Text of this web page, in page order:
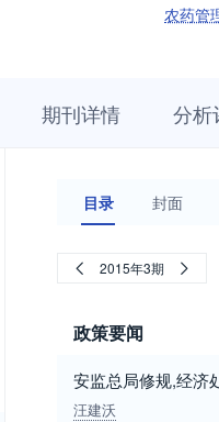
农药管
期刊详情 分析
目录 封面
2015年3期
政策要闻
安监总局修规,经济
汪建沃